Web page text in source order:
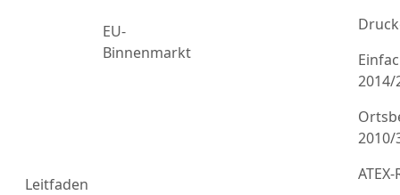
Leitfaden
EU-
Binnenmarkt
2014/
2010/